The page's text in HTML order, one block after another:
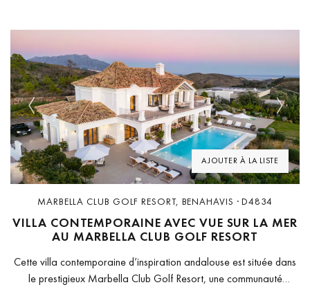
AJOUTER À LA LISTE
Previous Next
MARBELLA CLUB GOLF RESORT, BENAHAVIS · D4834
VILLA CONTEMPORAINE AVEC VUE SUR LA MER
AU MARBELLA CLUB GOLF RESORT
Cette villa contemporaine d’inspiration andalouse est située dans
le prestigieux Marbella Club Golf Resort, une communauté